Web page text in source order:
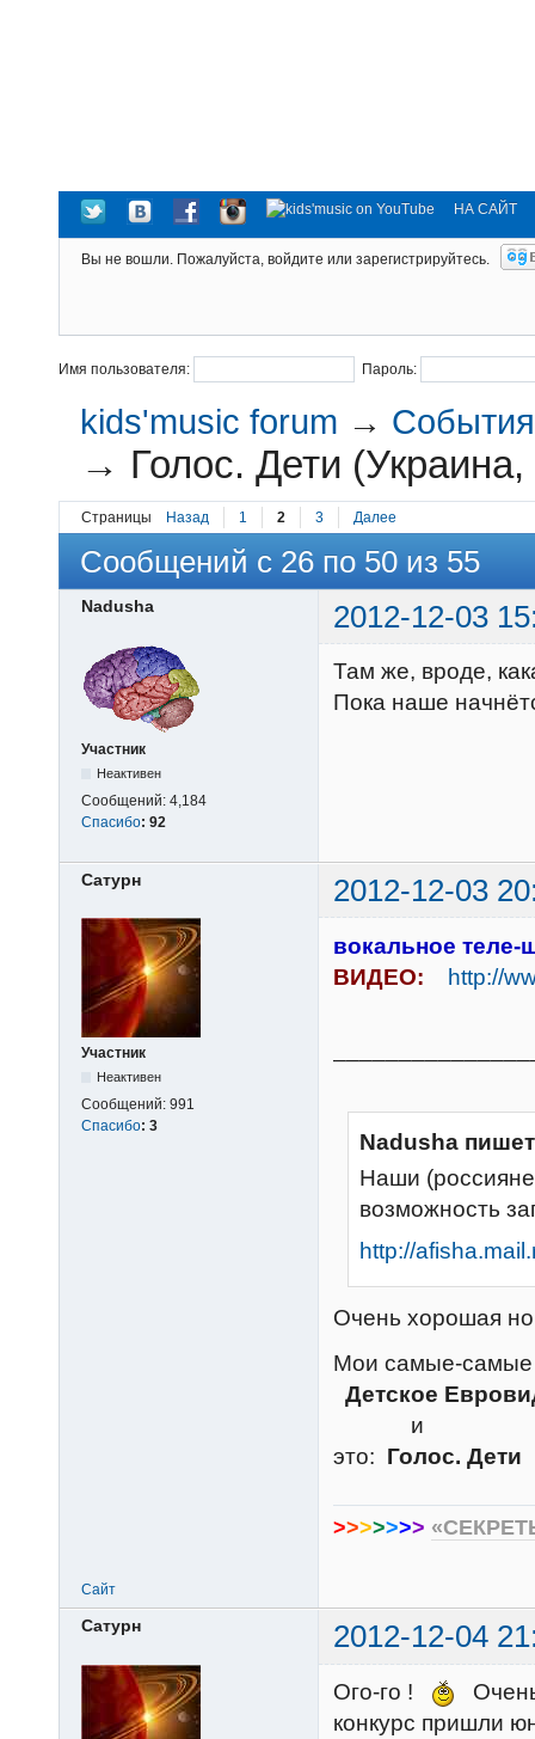
НА САЙТ
Вы не вошли. Пожалуйста, войдите или зарегистрируйтесь.
Имя пользователя: Пароль:
kids'music forum →
→ Голос. Дети
Страницы Назад 1 2 3 Далее
Сообщений с 26 по 50 из 55
Nadusha 2012-12-03
Участник
Неактивен
Сообщений: 4,184
Спасибо: 92
Там же, вроде,
Пока наше
Сатурн 2012-12-03
Участник
Неактивен
Сообщений: 991
Спасибо: 3
вокальное
ВИДЕО:
http://
Nadusha
Наши
возможность
http://
Очень хорошая
Мои самые-
Детское
и
это: Голос. Дети
>>>>>>>
Сайт
Сатурн 2012-12-04
Ого-го !
конкурс пришли